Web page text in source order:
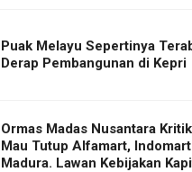
Puak Melayu Sepertinya
Derap Pembangunan di Kepri
Ormas Madas Nusantara
Mau Tutup Alfamart,
Madura. Lawan Kebijakan